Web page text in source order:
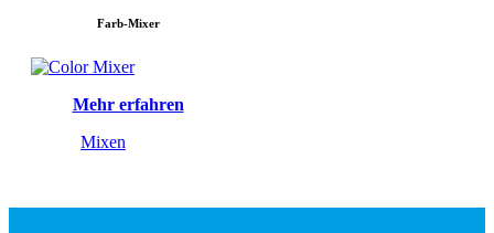
Farb-Mixer
Mehr erfahren
Mixen